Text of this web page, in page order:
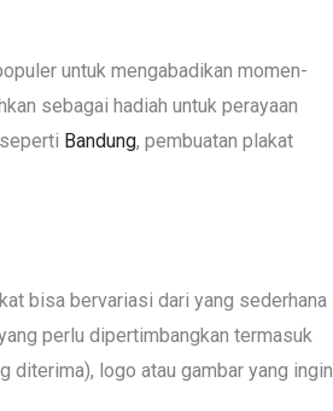
untuk mengabadikan momen-
sebagai hadiah untuk perayaan
Bandung, pembuatan plakat
bisa bervariasi dari yang sederhana
perlu dipertimbangkan termasuk
diterima), logo atau gambar yang ingin